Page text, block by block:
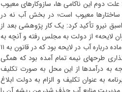
دوم این ناکامی ها، سازوکارهای معیوب
ساختارها معیوب است؛ در بخش آب نه در
نیرو تأکید کرد: یک کار پژوهشی بعد از
حوزه مدیریت آب»؛ آنچه به عنوان لایحه» از دولت به مجلس رفته و آنچه به
عنوان قانون مصوب شده را با هم مقایسه کردیم. در برنامه ۵ ساله دوم توسعه برای سالهای ۷۳ تا ۷۸، ۴ ماده درباره آب در لایحه بود که در قانون به ۱۱
طرحهای نیمه تمام آمده بود که همگی
به درآمدها از این محل به صورت تکلیف
به عنوان تکلیف و الزام به دولت ابلاغ